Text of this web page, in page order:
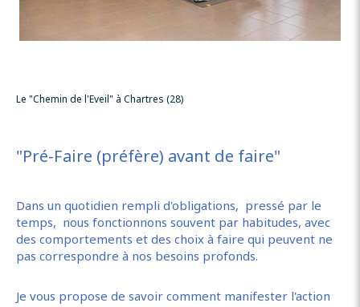
Le "Chemin de l'Eveil" à Chartres (28)
"Pré-Faire (préfère) avant de faire"
Dans un quotidien rempli d'obligations, pressé par le
temps, nous fonctionnons souvent par habitudes, avec
des comportements et des choix à faire qui peuvent ne
pas correspondre à nos besoins profonds.
Je vous propose de savoir comment manifester l'action